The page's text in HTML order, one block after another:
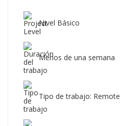
Nivel Básico
Menos de una semana
Tipo de trabajo: Remote